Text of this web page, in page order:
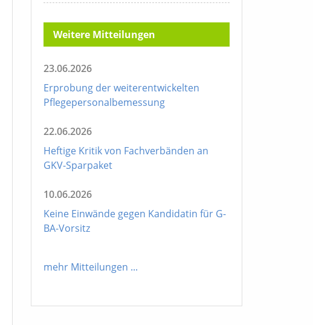
Weitere Mitteilungen
23.06.2026
Erprobung der weiterentwickelten
Pflegepersonalbemessung
22.06.2026
Heftige Kritik von Fachverbänden an
GKV-Sparpaket
10.06.2026
Keine Einwände gegen Kandidatin für G-
BA-Vorsitz
mehr Mitteilungen ...